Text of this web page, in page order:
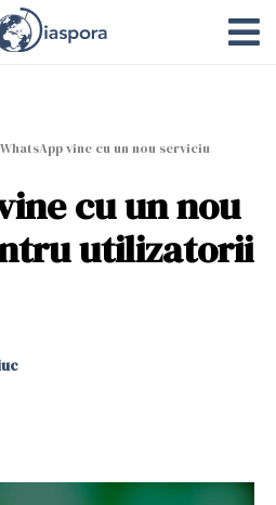
WhatsApp vine cu un nou serviciu
cu un nou
utilizatorii